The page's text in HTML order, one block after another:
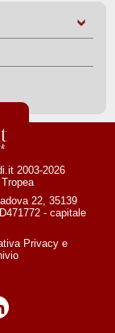
2003-2026
22, 35139
- capitale
Privacye
LinkedIn